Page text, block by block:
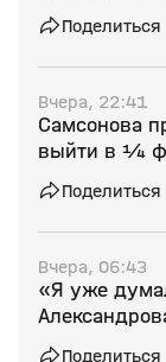
Поделиться
Вчера, 22:41
Самсонова
выйти в ¼
Поделиться
Вчера, 06:43
«Я уже
Поделиться